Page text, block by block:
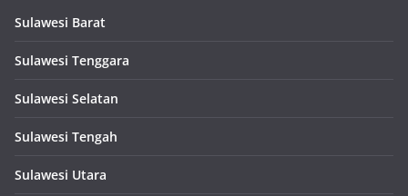
Sulawesi Barat
Sulawesi Tenggara
Sulawesi Selatan
Sulawesi Tengah
Sulawesi Utara